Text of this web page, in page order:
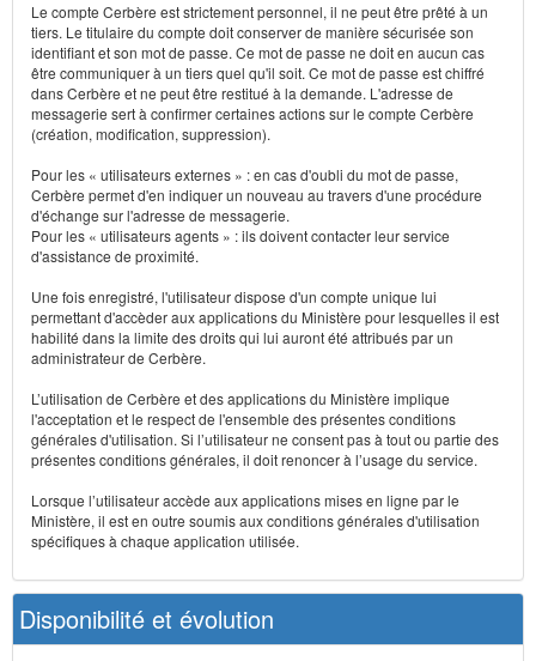
Le compte Cerbère est strictement personnel, il ne peut être prêté à un
tiers. Le titulaire du compte doit conserver de manière sécurisée son
identifiant et son mot de passe. Ce mot de passe ne doit en aucun cas
être communiquer à un tiers quel qu'il soit. Ce mot de passe est chiffré
dans Cerbère et ne peut être restitué à la demande. L'adresse de
messagerie sert à confirmer certaines actions sur le compte Cerbère
(création, modification, suppression).
Pour les « utilisateurs externes » : en cas d'oubli du mot de passe,
Cerbère permet d'en indiquer un nouveau au travers d'une procédure
d'échange sur l'adresse de messagerie.
Pour les « utilisateurs agents » : ils doivent contacter leur service
d'assistance de proximité.
Une fois enregistré, l'utilisateur dispose d'un compte unique lui
permettant d'accèder aux applications du Ministère pour lesquelles il est
habilité dans la limite des droits qui lui auront été attribués par un
administrateur de Cerbère.
L’utilisation de Cerbère et des applications du Ministère implique
l'acceptation et le respect de l'ensemble des présentes conditions
générales d'utilisation. Si l’utilisateur ne consent pas à tout ou partie des
présentes conditions générales, il doit renoncer à l’usage du service.
Lorsque l’utilisateur accède aux applications mises en ligne par le
Ministère, il est en outre soumis aux conditions générales d'utilisation
spécifiques à chaque application utilisée.
Disponibilité et évolution